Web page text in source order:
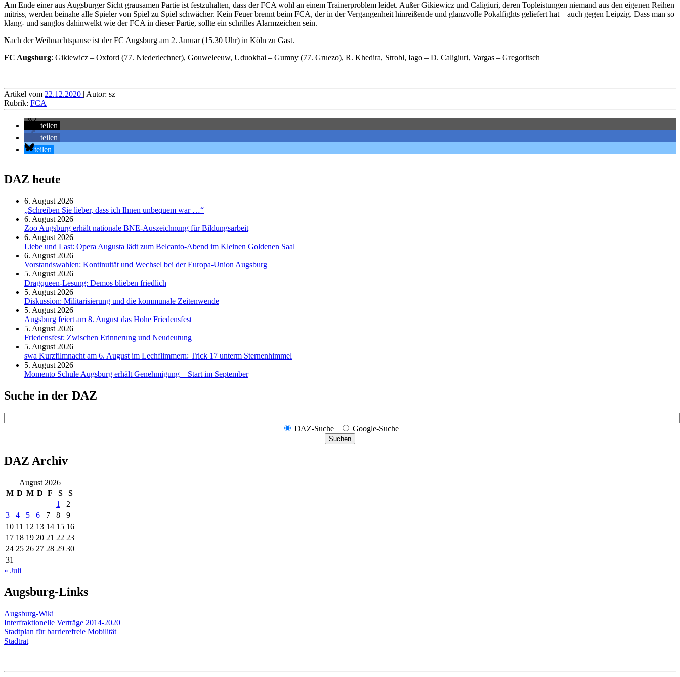
Am Ende einer aus Augsburger Sicht grausamen Partie ist festzuhalten, dass der FCA wohl an einem Trainerproblem leidet. Außer Gikiewicz und Caligiuri, deren Topleistungen niemand aus den eigenen Reihen
mitriss, werden beinahe alle Spieler von Spiel zu Spiel schwächer. Kein Feuer brennt beim FCA, der in der Vergangenheit hinreißende und glanzvolle Pokalfights geliefert hat – auch gegen Leipzig. Dass man so
klang- und sanglos dahinwelkt wie der FCA in dieser Partie, sollte ein schrilles Alarmzeichen sein.
Nach der Weihnachtspause ist der FC Augsburg am 2. Januar (15.30 Uhr) in Köln zu Gast.
FC Augsburg: Gikiewicz – Oxford (77. Niederlechner), Gouweleeuw, Uduokhai – Gumny (77. Gruezo), R. Khedira, Strobl, Iago – D. Caligiuri, Vargas – Gregoritsch
Artikel vom 22.12.2020 | Autor: sz
Rubrik: FCA
teilen
teilen
teilen
DAZ heute
6. August 2026
„Schreiben Sie lieber, dass ich Ihnen unbequem war …“
6. August 2026
Zoo Augsburg erhält nationale BNE-Auszeichnung für Bildungsarbeit
6. August 2026
Liebe und Last: Opera Augusta lädt zum Belcanto-Abend im Kleinen Goldenen Saal
6. August 2026
Vorstandswahlen: Kontinuität und Wechsel bei der Europa-Union Augsburg
5. August 2026
Dragqueen-Lesung: Demos blieben friedlich
5. August 2026
Diskussion: Mi­li­ta­ri­sie­rung und die kommunale Zeitenwende
5. August 2026
Augsburg feiert am 8. August das Hohe Friedensfest
5. August 2026
Friedensfest: Zwischen Erinnerung und Neudeutung
5. August 2026
swa Kurz­film­nacht am 6. August im Lech­flim­mern: Trick 17 unterm Sternen­himmel
5. August 2026
Momento Schule Augsburg erhält Genehmigung – Start im September
Suche in der DAZ
DAZ-Suche Google-Suche
Suchen
DAZ Archiv
August 2026
M D M D F S
S
1
2
3
4 5 6 7 8
9
10 11 12 13 14 15 16
17 18 19 20 21 22 23
24 25 26 27 28 29 30
31
« Juli
Augsburg-Links
Augsburg-Wiki
Interfraktionelle Verträge 2014-2020
Stadtplan für barrierefreie Mobilität
Stadtrat